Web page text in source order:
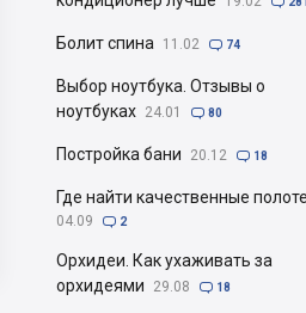
Болит спина 11.02  74
Выбор ноутбука. Отзывы о
ноутбуках 24.01  80
Постройка бани 20.12  18
Где найти качественные
04.09  2
Орхидеи. Как ухаживать за
орхидеями
29.08  18